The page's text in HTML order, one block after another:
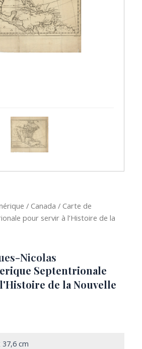
/ Canada / Carte de
pour servir à l’Histoire de la
Nicolas
Septentrionale
de la Nouvelle
37,6 cm